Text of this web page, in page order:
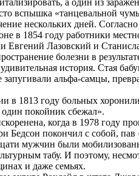
вспышка «танцевальной
нескольких дней.
в 1854 году работники
Евгений Лазовский и
болезни в
история. Стая
альфа-самцы,
1813 году больных
покойник сбежал».
когда в 1978 году
Бедсон покончил с собой,
мужчин были
табу. И поэтому,
и даже семьях.